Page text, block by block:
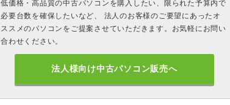
低価格・高品質の中古パソコンを購入したい、限られた予算内で
必要台数を確保したいなど、 法人のお客様のご要望にあったオ
ススメのパソコンをご提案させていただきます。お気軽にお問い
合わせください。
法人様向け中古パソコン販売へ